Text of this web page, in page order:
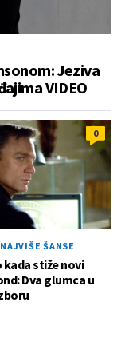
Jeziva
VIDEO
0
ŠANSE
stiže novi
Dva glumca u